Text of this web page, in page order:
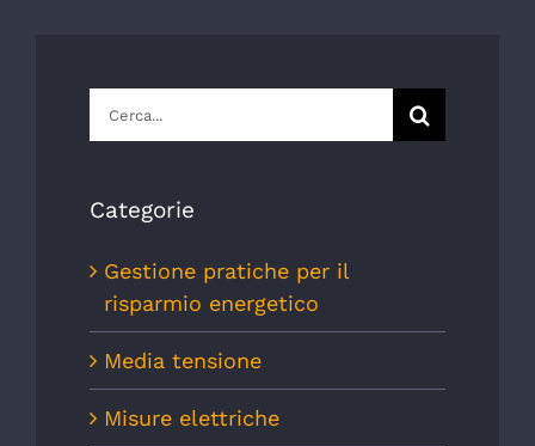
Cerca
per:
Categorie
Gestione pratiche per il
risparmio energetico
Media tensione
Misure elettriche